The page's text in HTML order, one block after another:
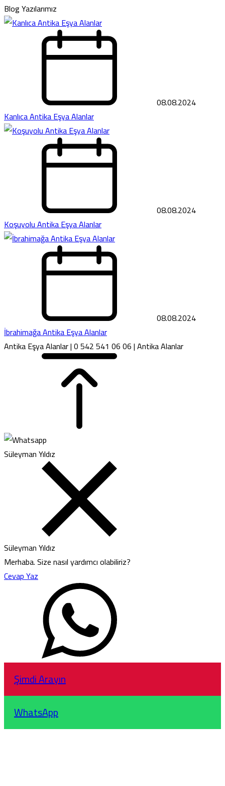
Blog Yazılarımız
08.08.2024
Kanlıca Antika Eşya Alanlar
08.08.2024
Koşuyolu Antika Eşya Alanlar
08.08.2024
İbrahimağa Antika Eşya Alanlar
Antika Eşya Alanlar | 0 542 541 06 06 | Antika Alanlar
Süleyman Yıldız
Süleyman Yıldız
Merhaba. Size nasıl yardımcı olabiliriz?
Cevap Yaz
Şimdi Arayın
WhatsApp